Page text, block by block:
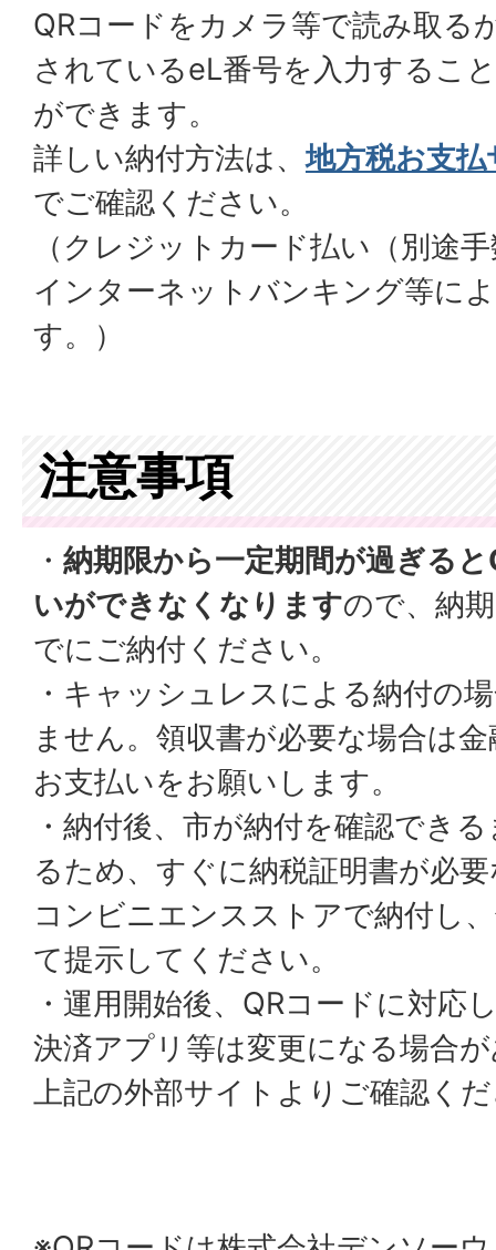
QRコードをカメラ等で読み取る
されているeL番号を入力するこ
ができます。
詳しい納付方法は、地方税お支
でご確認ください。
（クレジットカード払い（別途
インターネットバンキング等に
す。）
注意事項
・ 納期限から一定期間が過ぎる
いができなくなりますので、納
でにご納付ください。
・キャッシュレスによる納付の
ません。領収書が必要な場合は
お支払いをお願いします。
・納付後、市が納付を確認でき
るため、すぐに納税証明書が必
コンビニエンスストアで納付し
て提示してください。
・運用開始後、QRコードに対応
決済アプリ等は変更になる場合
上記の外部サイトよりご確認く